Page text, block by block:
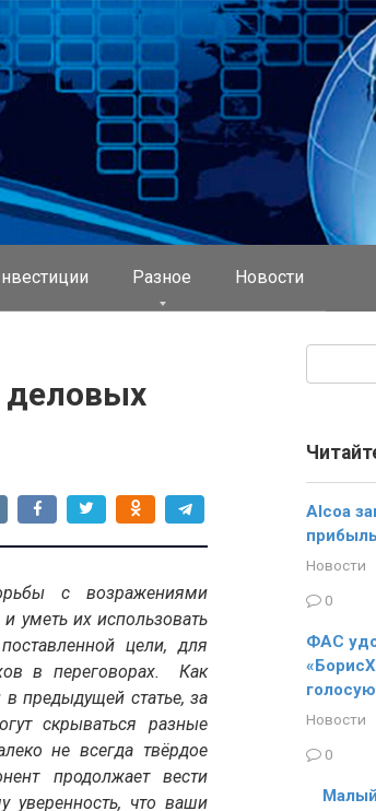
Разное Новости
с возражениями
уметь их использовать
цели, для
в переговорах.
Как
предыдущей статье, за
скрываться разные
не всегда твёрдое
продолжает вести
уверенность, что ваши
Alcoa
Новости
0
ФАС
Новости
0